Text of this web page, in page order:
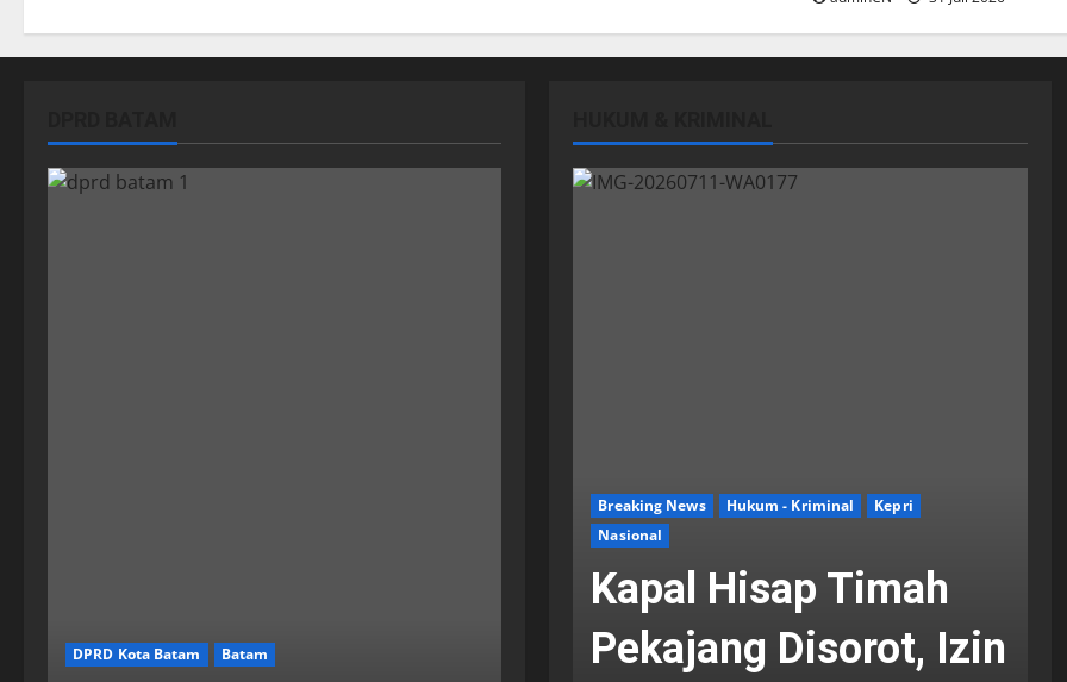
DPRD Kota Batam Batam
Breaking News Hukum - Kriminal
Kepri
Nasional
Kapal Hisap Timah
Pekajang Disorot, Izin